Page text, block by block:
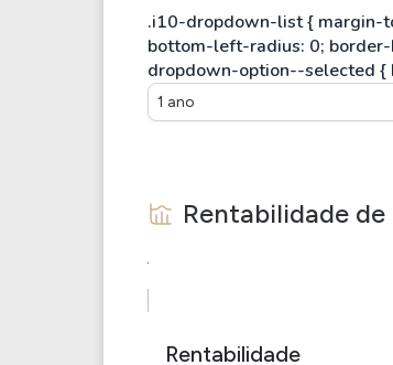
1 ano
Rentabilidade de
Rentabilidade